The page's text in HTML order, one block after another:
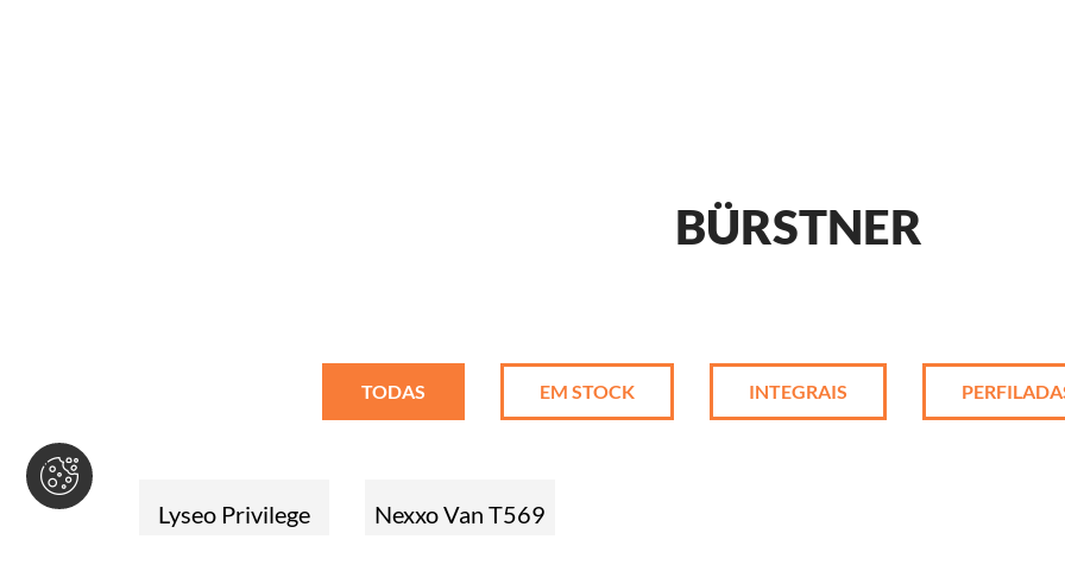
BÜRSTNER
TODAS EM STOCK INTEGRAIS
Lyseo Privilege
Nexxo Van T569